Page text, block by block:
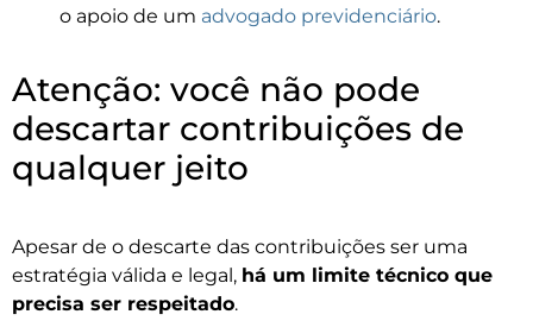
o apoio de um advogado previdenciário.
Atenção: você não pode
descartar contribuições de
qualquer jeito
Apesar de o descarte das contribuições ser uma
estratégia válida e legal, há um limite técnico que
precisa ser respeitado.